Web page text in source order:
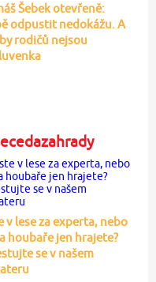
Šebek otevřeně:
odpustit nedokážu. A
rodičů nejsou
v lese za experta, nebo
houbaře jen hrajete?
se v našem